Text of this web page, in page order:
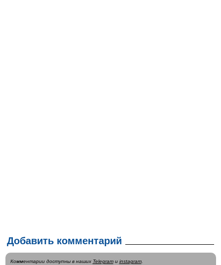
Добавить комментарий
Комментарии доступны в наших Telegramи instagram.